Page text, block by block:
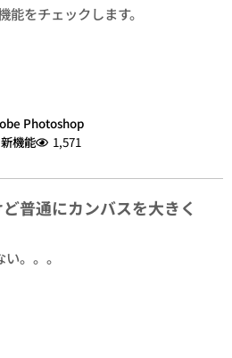
をチェックします。
Photoshop
新機能 1,571
普通にカンバスを大きく
。。。